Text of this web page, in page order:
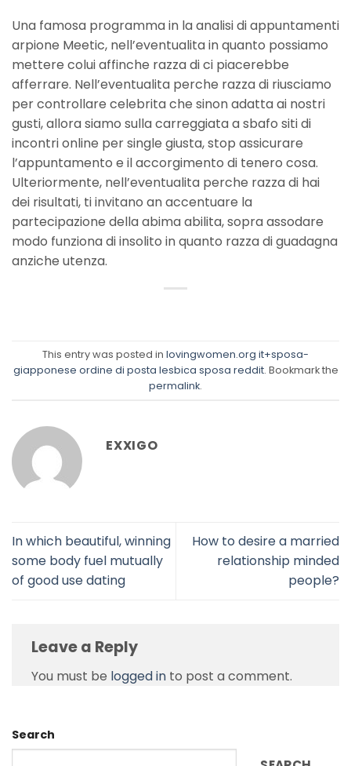
Una famosa programma in la analisi di appuntamenti
arpione Meetic, nell’eventualita in quanto possiamo
mettere colui affinche razza di ci piacerebbe
afferrare. Nell’eventualita perche razza di riusciamo
per controllare celebrita che sinon adatta ai nostri
gusti, allora siamo sulla carreggiata a sbafo siti di
incontri online per single giusta, stop assicurare
l’appuntamento e il accorgimento di tenero cosa.
Ulteriormente, nell’eventualita perche razza di hai
dei risultati, ti invitano an accentuare la
partecipazione della abima abilita, sopra assodare
modo funziona di insolito in quanto razza di guadagna
anziche utenza.
This entry was posted in lovingwomen.org it+sposa-
giapponese ordine di posta lesbica sposa reddit. Bookmark the
permalink.
EXXIGO
In which beautiful, winning
some body fuel mutually
of good use dating
How to desire a married
relationship minded
people?
Leave a Reply
You must be logged in to post a comment.
Search